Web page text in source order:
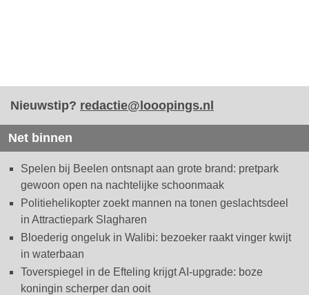
Nieuwstip? redactie@looopings.nl
Net binnen
Spelen bij Beelen ontsnapt aan grote brand: pretpark
gewoon open na nachtelijke schoonmaak
Politiehelikopter zoekt mannen na tonen geslachtsdeel
in Attractiepark Slagharen
Bloederig ongeluk in Walibi: bezoeker raakt vinger kwijt
in waterbaan
Toverspiegel in de Efteling krijgt AI-upgrade: boze
koningin scherper dan ooit